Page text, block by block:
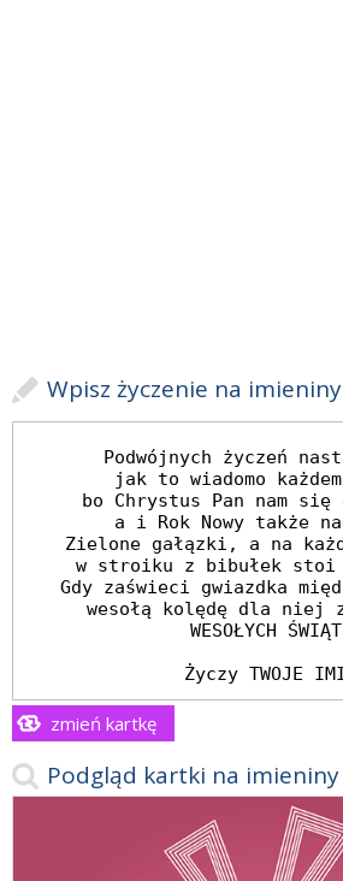
Wpisz życzenie na imieniny
zmień kartkę
Podgląd kartki na imieniny